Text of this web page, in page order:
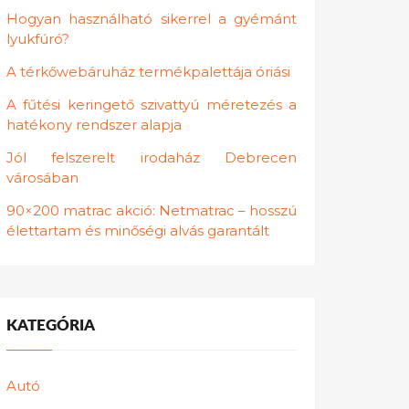
Hogyan használható sikerrel a gyémánt
lyukfúró?
A térkőwebáruház termékpalettája óriási
A fűtési keringető szivattyú méretezés a
hatékony rendszer alapja
Jól felszerelt irodaház Debrecen
városában
90×200 matrac akció: Netmatrac – hosszú
élettartam és minőségi alvás garantált
KATEGÓRIA
Autó